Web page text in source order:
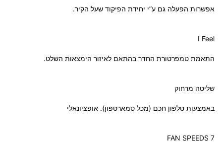
אפשרות הפעלה גם ע”י יחידת הפיקוד שעל הקיר.
I Feel
התאמת טמפרטורת החדר בהתאם לאיזור הימצאות השלט.
שליטה מרחוק
באמצעות טלפון חכם (מכל סמארטפון). אופציונאלי
7 FAN SPEEDS